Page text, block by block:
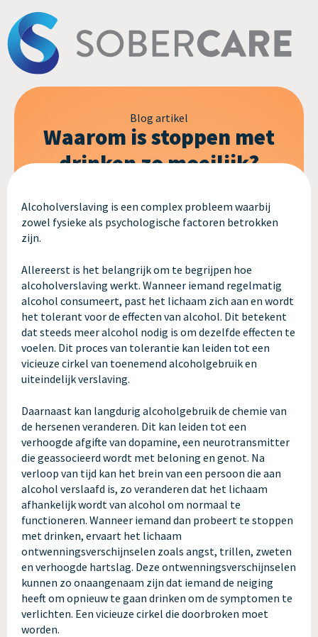
Blog artikel
Waarom is stoppen met
drinken zo moeilijk?
Alcoholverslaving is een complex probleem waarbij
zowel fysieke als psychologische factoren betrokken
zijn.
Allereerst is het belangrijk om te begrijpen hoe
alcoholverslaving werkt. Wanneer iemand regelmatig
alcohol consumeert, past het lichaam zich aan en wordt
het tolerant voor de effecten van alcohol. Dit betekent
dat steeds meer alcohol nodig is om dezelfde effecten te
voelen. Dit proces van tolerantie kan leiden tot een
vicieuze cirkel van toenemend alcoholgebruik en
uiteindelijk verslaving.
Daarnaast kan langdurig alcoholgebruik de chemie van
de hersenen veranderen. Dit kan leiden tot een
verhoogde afgifte van dopamine, een neurotransmitter
die geassocieerd wordt met beloning en genot. Na
verloop van tijd kan het brein van een persoon die aan
alcohol verslaafd is, zo veranderen dat het lichaam
afhankelijk wordt van alcohol om normaal te
functioneren. Wanneer iemand dan probeert te stoppen
met drinken, ervaart het lichaam
ontwenningsverschijnselen zoals angst, trillen, zweten
en verhoogde hartslag. Deze ontwenningsverschijnselen
kunnen zo onaangenaam zijn dat iemand de neiging
heeft om opnieuw te gaan drinken om de symptomen te
verlichten. Een vicieuze cirkel die doorbroken moet
worden.